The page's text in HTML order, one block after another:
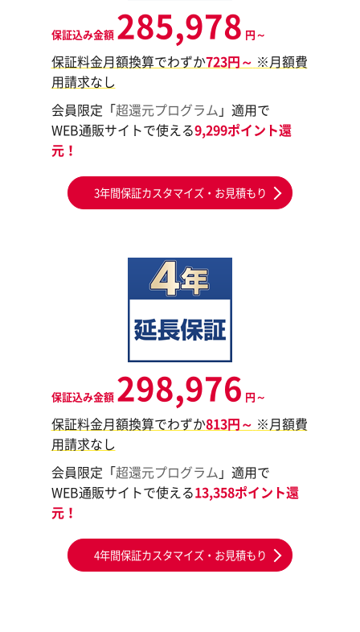
保証込み金額 285,978 円～
保証料金月額換算でわずか723円～ ※月額費
用請求なし
会員限定「超還元プログラム 」適用で
WEB通販サイトで使える9,299ポイント還
元！
3年間保証カスタマイズ・お見積もり
保証込み金額 298,976 円～
保証料金月額換算でわずか813円～ ※月額費
用請求なし
会員限定「超還元プログラム 」適用で
WEB通販サイトで使える13,358ポイント還
元！
4年間保証カスタマイズ・お見積もり